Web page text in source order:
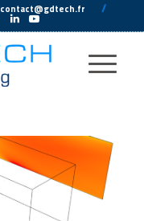
contact@gdtech.fr //--
---